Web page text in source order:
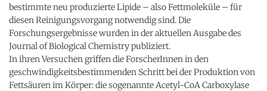
bestimmte neu produzierte Lipide – also Fettmoleküle – für
diesen Reinigungsvorgang notwendig sind. Die
Forschungsergebnisse wurden in der aktuellen Ausgabe des
Journal of Biological Chemistry publiziert.
In ihren Versuchen griffen die ForscherInnen in den
geschwindigkeitsbestimmenden Schritt bei der Produktion von
Fettsäuren im Körper: die sogenannte Acetyl-CoA Carboxylase